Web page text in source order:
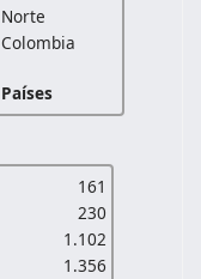
Norte
Colombia
Países
161
230
1.102
1.356